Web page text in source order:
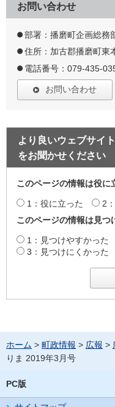
お問い合わせ
部署：播磨町企画総務
住所：加古郡播磨町東
電話番号：079-435-
お問い合わせ
より良いウェブサイ
をお聞かせください
このページの情報は役に
1：役に立った 2
このページの情報は見つ
1：見つけやすかった
3：見つけにくかった
ホーム > 町政情報 > 広報 >
りま 2019年3月号
PC版